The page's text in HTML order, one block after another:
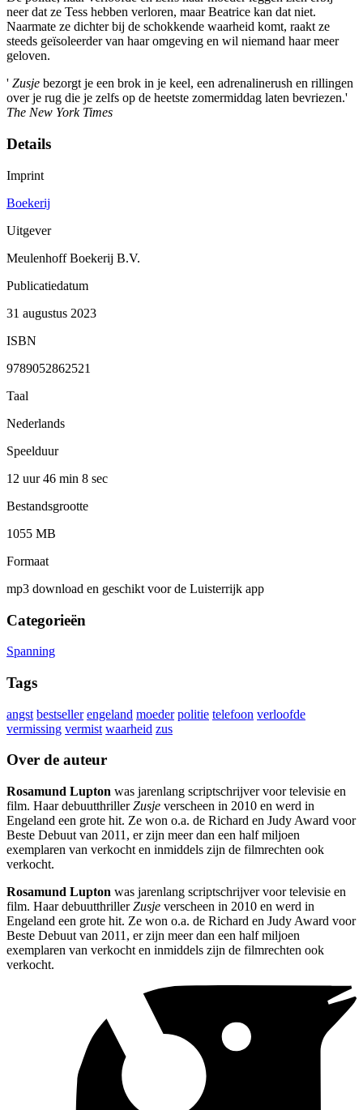
neer dat ze Tess hebben verloren, maar Beatrice kan dat niet.
Naarmate ze dichter bij de schokkende waarheid komt, raakt ze
steeds geïsoleerder van haar omgeving en wil niemand haar meer
geloven.
' Zusje bezorgt je een brok in je keel, een adrenalinerush en rillingen
over je rug die je zelfs op de heetste zomermiddag laten bevriezen.'
The New York Times
Details
Imprint
Boekerij
Uitgever
Meulenhoff Boekerij B.V.
Publicatiedatum
31 augustus 2023
ISBN
9789052862521
Taal
Nederlands
Speelduur
12 uur 46 min 8 sec
Bestandsgrootte
1055 MB
Formaat
mp3 download en geschikt voor de Luisterrijk app
Categorieën
Spanning
Tags
angst bestseller engeland moeder politie telefoon verloofde
vermissing vermist waarheid zus
Over de auteur
Rosamund Lupton was jarenlang scriptschrijver voor televisie en
film. Haar debuutthrillerZusje verscheen in 2010 en werd in
Engeland een grote hit. Ze won o.a. de Richard en Judy Award voor
Beste Debuut van 2011, er zijn meer dan een half miljoen
exemplaren van verkocht en inmiddels zijn de filmrechten ook
verkocht.
Rosamund Lupton was jarenlang scriptschrijver voor televisie en
film. Haar debuutthrillerZusje verscheen in 2010 en werd in
Engeland een grote hit. Ze won o.a. de Richard en Judy Award voor
Beste Debuut van 2011, er zijn meer dan een half miljoen
exemplaren van verkocht en inmiddels zijn de filmrechten ook
verkocht.